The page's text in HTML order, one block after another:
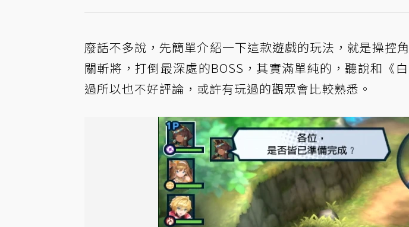
廢話不多說，先簡單介紹一下這款遊戲的玩法，就是操控
關斬將，打倒最深處的BOSS，其實滿單純的，聽說和《
過所以也不好評論，或許有玩過的觀眾會比較熟悉。